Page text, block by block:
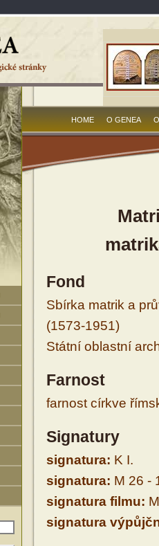
HOME O GENEA
Fond
Sbírka matrik a
(1573-1951)
Státní oblastní
Farnost
farnost církve
Signatury
signatura: K I.
signatura: M 26 -
signatura filmu:
signatura